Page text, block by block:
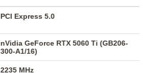
PCI Express 5.0
nVidia GeForce RTX 5060 Ti (GB206-
300-A1/16)
2235 MHz